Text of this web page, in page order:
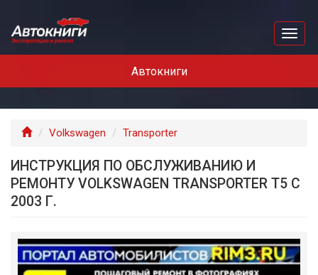
Автокниги
ГлавнаяVolkswagen Transporter
ИНСТРУКЦИЯ ПО ОБСЛУЖИВАНИЮ И
РЕМОНТУ VOLKSWAGEN TRANSPORTER T5 С
2003 Г.